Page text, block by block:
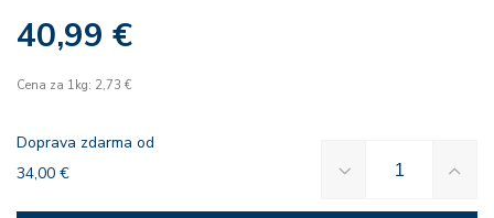
40,99 €
Cena za 1kg: 2,73 €
Doprava zdarma od
34,00 €